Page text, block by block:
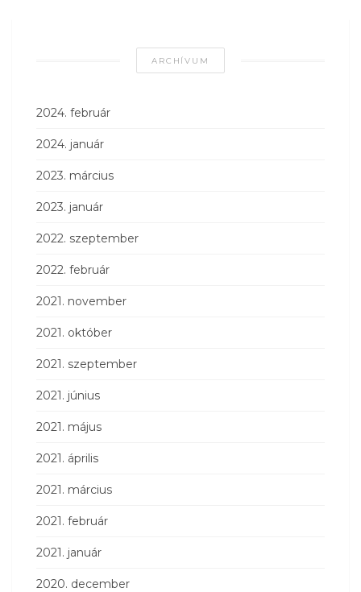
ARCHÍVUM
2024. február
2024. január
2023. március
2023. január
2022. szeptember
2022. február
2021. november
2021. október
2021. szeptember
2021. június
2021. május
2021. április
2021. március
2021. február
2021. január
2020. december